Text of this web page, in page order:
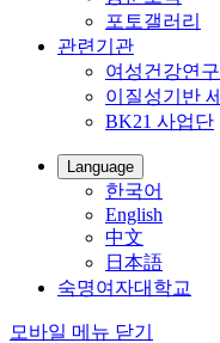
포토갤러리
관련기관
여성건강연
이질성기반
BK21 사업단
Language
한국어
English
中文
日本語
숙명여자대학교
모바일 메뉴 닫기